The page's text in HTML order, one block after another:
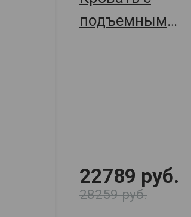
подъемным
22789 руб.
28259 руб.